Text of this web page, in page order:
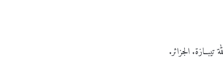
تيبــازة. الجزائر.